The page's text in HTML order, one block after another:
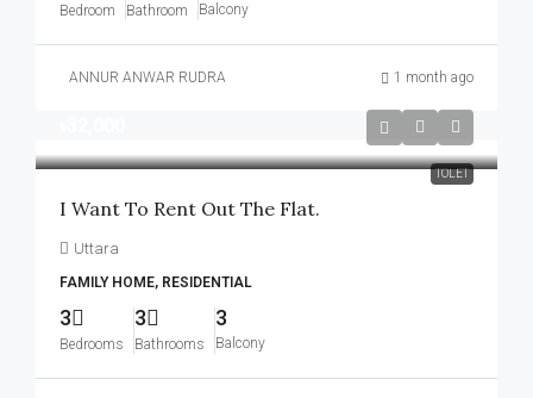
Bedroom Bathroom Balcony
ANNUR ANWAR RUDRA 1 month ago
TOLET
I Want To Rent Out The Flat.
Uttara
FAMILY HOME, RESIDENTIAL
3
Bedrooms
3
Bathrooms
3
Balcony